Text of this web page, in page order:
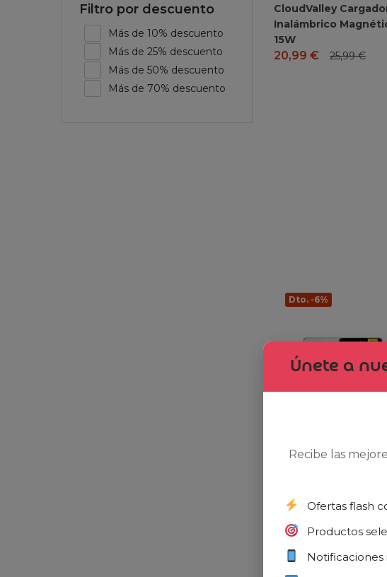
Filtro por descuento
Más de 10% descuento
Más de 25% descuento
Más de 50% descuento
Más de 70% descuento
CloudValley
Inalámbrico
15W
20,99 € 25,99€
Dto. -6%
XIAOMI POCO X7
12+256GB, Pantalla
CrystalRes 1.5K 120Hz
Únete a
Recibe las
Ofertas flash
Productos
Notificaciones